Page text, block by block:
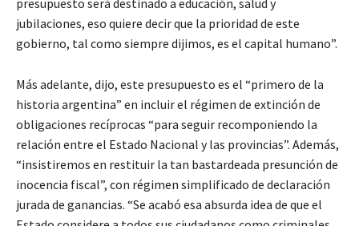
jubilaciones, eso quiere decir que la prioridad de este
gobierno, tal como siempre dijimos, es el capital humano”.
Más adelante, dijo, este presupuesto es el “primero de la
historia argentina” en incluir el régimen de extinción de
obligaciones recíprocas “para seguir recomponiendo la
relación entre el Estado Nacional y las provincias”. Además,
“insistiremos en restituir la tan bastardeada presunción de
inocencia fiscal”, con régimen simplificado de declaración
jurada de ganancias. “Se acabó esa absurda idea de que el